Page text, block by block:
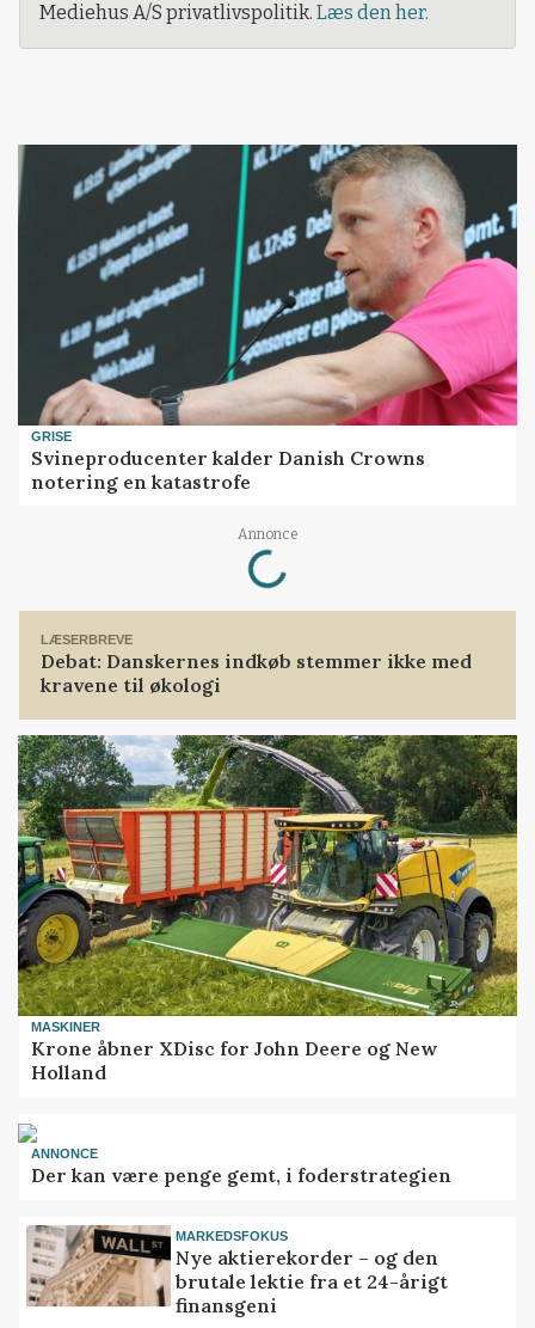
Mediehus A/S privatlivspolitik. Læs den her.
GRISE
Svineproducenter kalder Danish Crowns
notering en katastrofe
Annonce
Loading...
LÆSERBREVE
Debat: Danskernes indkøb stemmer ikke med
kravene til økologi
MASKINER
Krone åbner XDisc for John Deere og New
Holland
ANNONCE
Der kan være penge gemt, i foderstrategien
MARKEDSFOKUS
Nye aktierekorder – og den
brutale lektie fra et 24-årigt
finansgeni